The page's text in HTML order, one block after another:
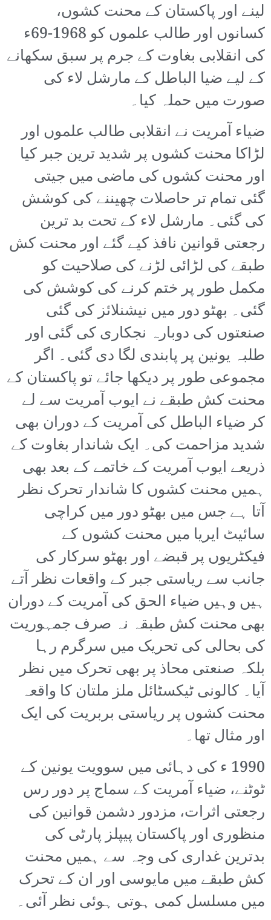
لینے اور پاکستان کے محنت کشوں،
کسانوں اور طالب علموں کو 1968-69ء
کی انقلابی بغاوت کے جرم پر سبق سکھانے
کے لیے ضیا الباطل کے مارشل لاء کی
صورت میں حملہ کیا۔
ضیاء آمریت نے انقلابی طالب علموں اور
لڑاکا محنت کشوں پر شدید ترین جبر کیا
اور محنت کشوں کی ماضی میں جیتی
گئی تمام تر حاصلات چھیننے کی کوشش
کی گئی۔ مارشل لاء کے تحت بد ترین
رجعتی قوانین نافذ کیے گئے اور محنت کش
طبقے کی لڑائی لڑنے کی صلاحیت کو
مکمل طور پر ختم کرنے کی کوشش کی
گئی۔ بھٹو دور میں نیشنلائز کی گئی
صنعتوں کی دوبارہ نجکاری کی گئی اور
طلبہ یونین پر پابندی لگا دی گئی۔ اگر
مجموعی طور پر دیکھا جائے تو پاکستان کے
محنت کش طبقے نے ایوب آمریت سے لے
کر ضیاء الباطل کی آمریت کے دوران بھی
شدید مزاحمت کی۔ ایک شاندار بغاوت کے
ذریعے ایوب آمریت کے خاتمے کے بعد بھی
ہمیں محنت کشوں کا شاندار تحرک نظر
آتا ہے جس میں بھٹو دور میں کراچی
سائیٹ ایریا میں محنت کشوں کے
فیکٹریوں پر قبضے اور بھٹو سرکار کی
جانب سے ریاستی جبر کے واقعات نظر آتے
ہیں وہیں ضیاء الحق کی آمریت کے دوران
بھی محنت کش طبقہ نہ صرف جمہوریت
کی بحالی کی تحریک میں سرگرم رہا
بلکہ صنعتی محاذ پر بھی تحرک میں نظر
آیا۔ کالونی ٹیکسٹائل ملز ملتان کا واقعہ
محنت کشوں پر ریاستی بربریت کی ایک
اور مثال تھا۔
1990 ء کی دہائی میں سوویت یونین کے
ٹوٹنے، ضیاء آمریت کے سماج پر دور رس
رجعتی اثرات، مزدور دشمن قوانین کی
منظوری اور پاکستان پیپلز پارٹی کی
بدترین غداری کی وجہ سے ہمیں محنت
کش طبقے میں مایوسی اور ان کے تحرک
میں مسلسل کمی ہوتی ہوئی نظر آئی۔